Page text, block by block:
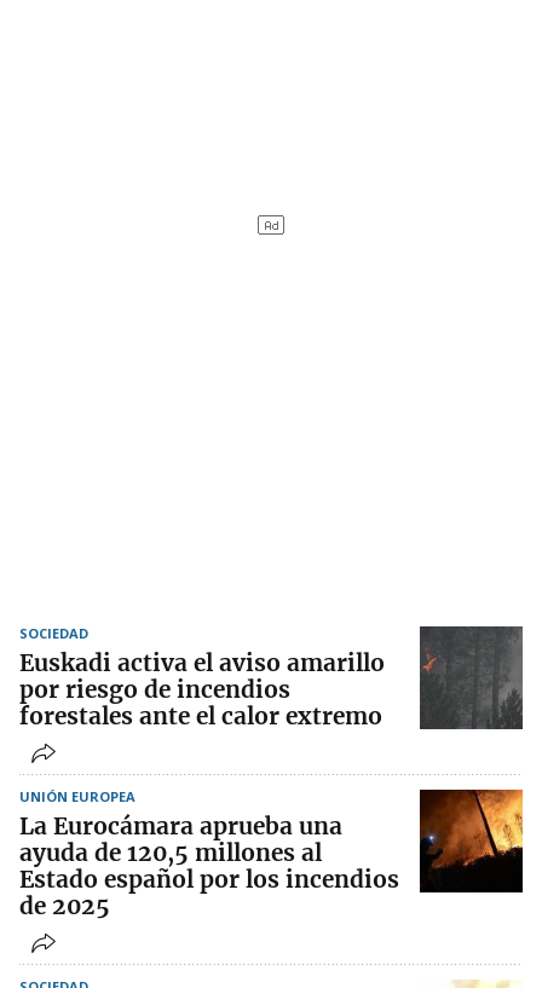
SOCIEDAD
Euskadi activa el aviso amarillo
por riesgo de incendios
forestales ante el calor extremo
UNIÓN EUROPEA
La Eurocámara aprueba una
ayuda de 120,5 millones al
Estado español por los incendios
de 2025